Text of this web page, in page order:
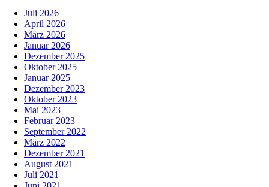
Juli 2026
April 2026
März 2026
Januar 2026
Dezember 2025
Oktober 2025
Januar 2025
Dezember 2023
Oktober 2023
Mai 2023
Februar 2023
September 2022
März 2022
Dezember 2021
August 2021
Juli 2021